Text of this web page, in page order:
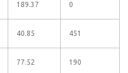
189.37 0
40.85 451
77.52 190